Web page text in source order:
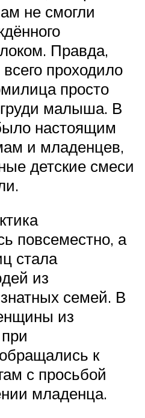
не смогли
Правда,
проходило
просто
малыша. В
настоящим
и младенцев,
детские смеси
повсеместно, а
стала
из
семей. В
из
к
с просьбой
младенца.